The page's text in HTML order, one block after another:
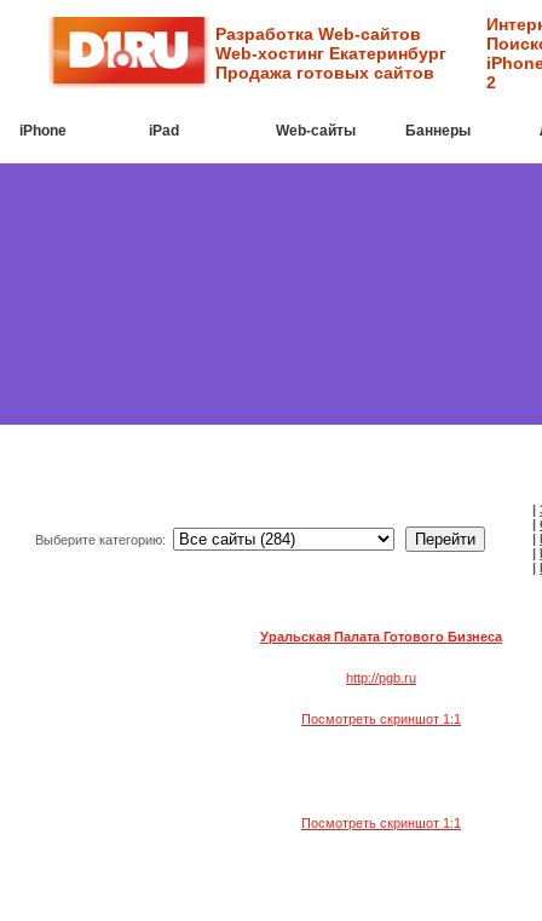
Разработка Web-сайтов
Web-хостинг Екатеринбург
Продажа готовых сайтов
2
iPhone iPad Web-cайты Баннеры
Выберите категорию:
|
|
|
|
|
Уральская Палата Готового Бизнеса
http://pgb.ru
Посмотреть скриншот 1:1
Посмотреть скриншот 1:1